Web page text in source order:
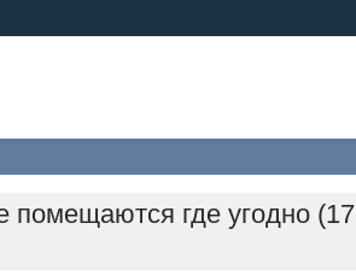
помещаются где угодно (17